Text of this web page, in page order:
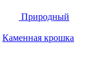
Природный
Каменная крошка